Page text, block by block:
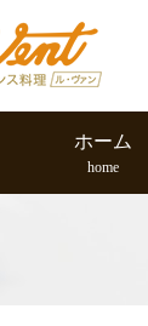
ホーム
home